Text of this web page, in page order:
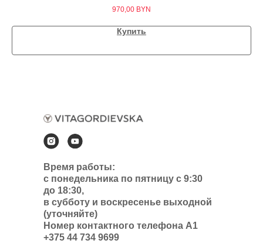
970,00 BYN
Купить
Время работы:
с понедельника по пятницу с 9:30
до 18:30,
в субботу и воскресенье выходной
(уточняйте)
Номер контактного телефона А1
+375 44 734 9699